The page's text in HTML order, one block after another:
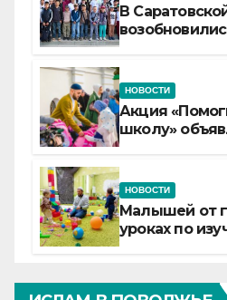
В
НОВОСТИ
Акция
школу»
НОВОСТИ
Малышей от
уроках по